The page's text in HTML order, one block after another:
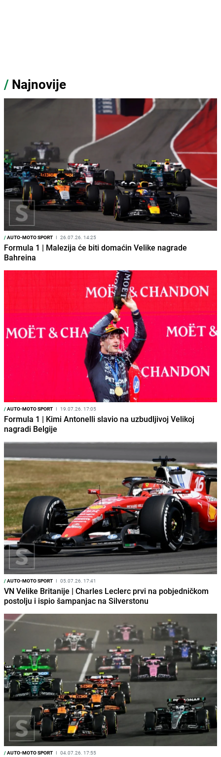
/ Najnovije
/AUTO-MOTO SPORT I 26.07.26. 14:25
Formula 1 | Malezija će biti domaćin Velike nagrade
Bahreina
/AUTO-MOTO SPORT I 19.07.26. 17:05
Formula 1 | Kimi Antonelli slavio na uzbudljivoj Velikoj
nagradi Belgije
/AUTO-MOTO SPORT I 05.07.26. 17:41
VN Velike Britanije | Charles Leclerc prvi na pobjedničkom
postolju i ispio šampanjac na Silverstonu
/AUTO-MOTO SPORT I 04.07.26. 17:55